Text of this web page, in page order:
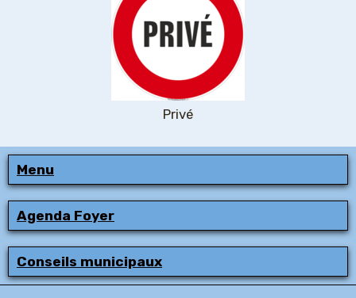
Privé
Menu
Agenda Foyer
Conseils municipaux